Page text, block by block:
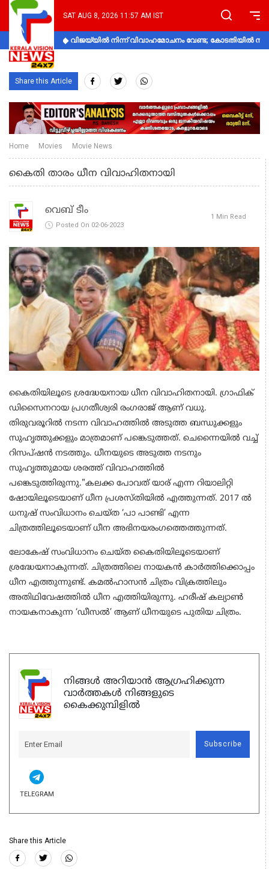
SAT AUG 8, 2026 11:57 AM IST
വിജയ്‌യിൽ നിന്ന് വിവാഹമോചനം വേണ്ട; കോടതിയിൽ
Share this Article
Home Movies Movie News
കൈതി താരം ധീന വിവാഹിതനായി
വെബ് ടീം
Posted On 02-06-2023
1 Min Read
കൈതിയിലൂടെ ശ്രദ്ധേയനായ ധീന വിവാഹിതനായി. ഗ്രാഫിക്
ഡിസൈനറായ പ്രഗതീശ്വരി രംഗരാജ് ആണ് വധു.
തിരുവരൂറിൽ നടന്ന വിവാഹത്തിൽ അടുത്ത ബന്ധുക്കളും
സുഹൃത്തുക്കളും മാത്രമാണ് പങ്കെടുത്തത്. ചെന്നൈയിൽ വച്ച്
റിസപ്ഷൻ നടത്തും. ധീനയുടെ അടുത്ത നടനും
സുഹൃത്തുമായ ശരത്ത് വിവാഹത്തിൽ
പങ്കെടുത്തിരുന്നു."കലക്ക പോവത് യാര് എന്ന റിയാലിറ്റി
ഷോയിലൂടെയാണ് ധീന പ്രശസ്തിയിൽ എത്തുന്നത്. 2017 ൽ
ധനുഷ് സംവിധാനം ചെയ്ത ‘പാ പാണ്ടി’ എന്ന
ചിത്രത്തിലൂടെയാണ് ധീന അഭിനയരംഗത്തെത്തുന്നത്.
ലോകേഷ് സംവിധാനം ചെയ്ത കൈതിയിലൂടെയാണ്
ശ്രദ്ധേയനാകുന്നത്. ചിത്രത്തിലെ നായകൻ കാർത്തിക്കൊപ്പം
ധീന എത്തുന്നുണ്ട്. കമൽഹാസൻ ചിത്രം വിക്രത്തിലും
അതിഥിവേഷത്തിൽ ധീന എത്തിയിരുന്നു. ഹരീഷ് കല്യാണ്‍
നായകനാകുന്ന ‘ഡീസൽ’ ആണ് ധീനയുടെ പുതിയ ചിത്രം.
നിങ്ങൾ അറിയാൻ ആഗ്രഹിക്കുന്ന
വാർത്തകൾ നിങ്ങളുടെ
കൈക്കുമ്പിളിൽ
Subscribe
TELEGRAM
Share this Article